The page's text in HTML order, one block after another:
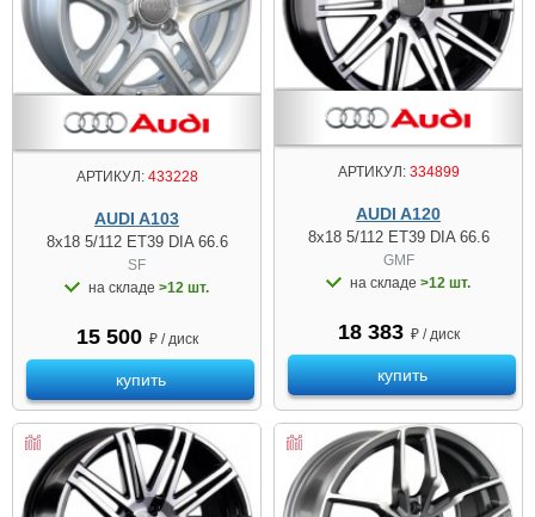
АРТИКУЛ:433228
AUDI A103
8x18 5/112 ET39 DIA 66.6
SF
на складе >12 шт.
15 500 ₽ / диск
купить
АРТИКУЛ:334899
AUDI A120
8x18 5/112 ET39 DIA 66.6
GMF
на складе >12 шт.
18 383 ₽ / диск
купить